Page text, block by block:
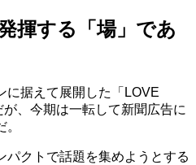
揮する「場」であ
に据えて展開した「LOVE
、今期は一転して新聞広告に
クトで話題を集めようとする